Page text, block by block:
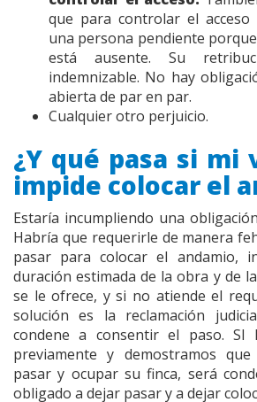
que para controlar el
una persona pendiente
está ausente. Su
indemnizable. No hay
abierta de par en par.
Cualquier otro perjuicio.
¿Y qué pasa si mi
impide colocar el
Estaría incumpliendo una
Habría que requerirle de manera
pasar para colocar el andamio,
duración estimada de la obra y de
se le ofrece, y si no atiende el
solución es la reclamación
condene a consentir el paso. SI
previamente y demostramos
pasar y ocupar su finca, será
obligado a dejar pasar y a dejar